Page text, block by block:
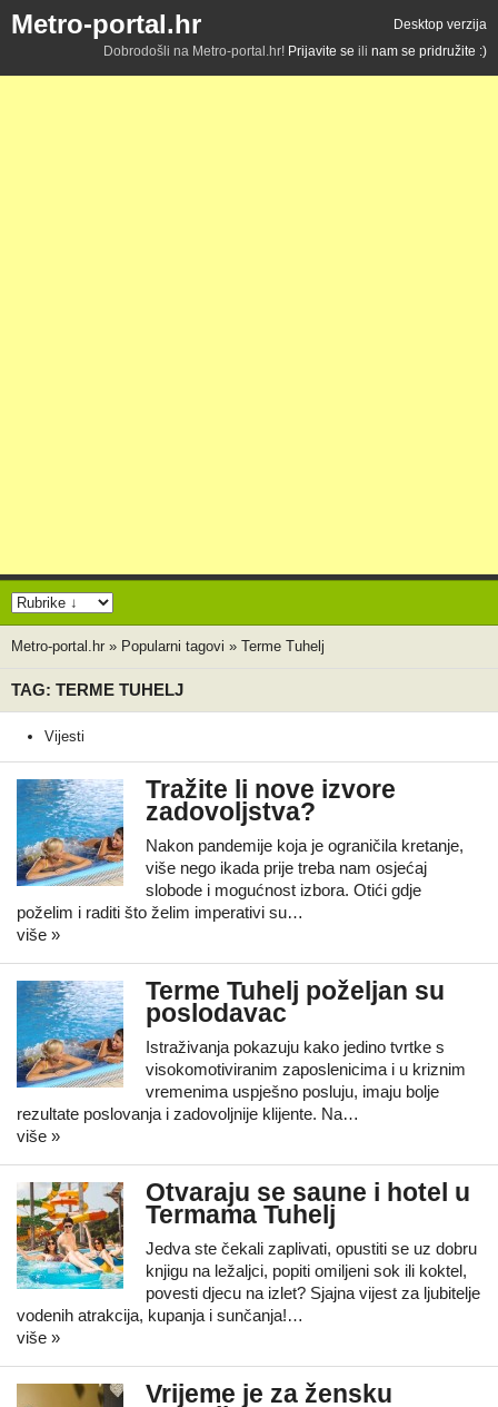
Metro-portal.hr
Desktop verzija
Dobrodošli na Metro-portal.hr! Prijavite se ili nam se pridružite :)
Metro-portal.hr » Popularni tagovi » Terme Tuhelj
TAG: TERME TUHELJ
Vijesti
Tražite li nove izvore
zadovoljstva?
Nakon pandemije koja je ograničila kretanje,
više nego ikada prije treba nam osjećaj
slobode i mogućnost izbora. Otići gdje
poželim i raditi što želim imperativi su…
više »
Terme Tuhelj poželjan su
poslodavac
Istraživanja pokazuju kako jedino tvrtke s
visokomotiviranim zaposlenicima i u kriznim
vremenima uspješno posluju, imaju bolje
rezultate poslovanja i zadovoljnije klijente. Na…
više »
Otvaraju se saune i hotel u
Termama Tuhelj
Jedva ste čekali zaplivati, opustiti se uz dobru
knjigu na ležaljci, popiti omiljeni sok ili koktel,
povesti djecu na izlet? Sjajna vijest za ljubitelje
vodenih atrakcija, kupanja i sunčanja!…
više »
Vrijeme je za žensku